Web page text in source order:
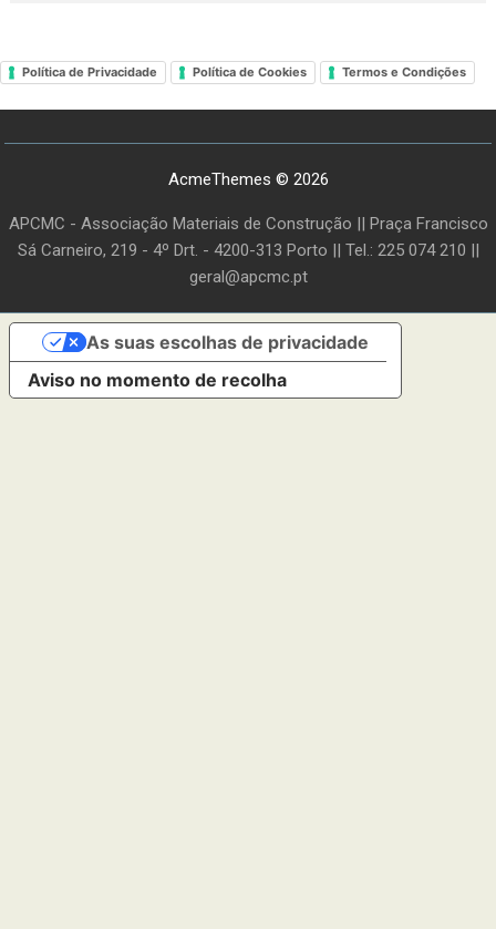
Política de Privacidade Política de Cookies Termos e Condições
AcmeThemes © 2026
APCMC - Associação Materiais de Construção || Praça Francisco
Sá Carneiro, 219 - 4º Drt. - 4200-313 Porto || Tel.: 225 074 210 ||
geral@apcmc.pt
Aviso no momento de recolha
As suas escolhas de privacidade